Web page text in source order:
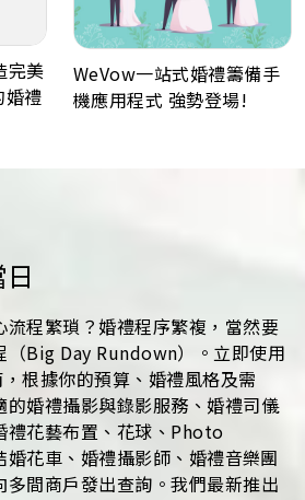
完美
婚禮
WeVow一站式婚禮籌備手
機應用程式 強勢登場!
程繁瑣？婚禮程序繁複，當然要
（Big Day Rundown）。立即使用
根據你的預算、婚禮風格及需
婚禮攝影與錄影服務、婚禮司儀
禮花藝布置、花球、Photo
花車、婚禮攝影師、婚禮音樂團
多間商戶發出查詢。我們最新推出